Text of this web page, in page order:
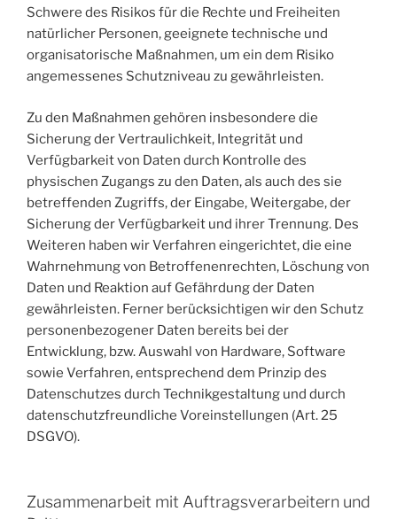
Schwere des Risikos für die Rechte und Freiheiten
natürlicher Personen, geeignete technische und
organisatorische Maßnahmen, um ein dem Risiko
angemessenes Schutzniveau zu gewährleisten.
Zu den Maßnahmen gehören insbesondere die
Sicherung der Vertraulichkeit, Integrität und
Verfügbarkeit von Daten durch Kontrolle des
physischen Zugangs zu den Daten, als auch des sie
betreffenden Zugriffs, der Eingabe, Weitergabe, der
Sicherung der Verfügbarkeit und ihrer Trennung. Des
Weiteren haben wir Verfahren eingerichtet, die eine
Wahrnehmung von Betroffenenrechten, Löschung von
Daten und Reaktion auf Gefährdung der Daten
gewährleisten. Ferner berücksichtigen wir den Schutz
personenbezogener Daten bereits bei der
Entwicklung, bzw. Auswahl von Hardware, Software
sowie Verfahren, entsprechend dem Prinzip des
Datenschutzes durch Technikgestaltung und durch
datenschutzfreundliche Voreinstellungen (Art. 25
DSGVO).
Zusammenarbeit mit Auftragsverarbeitern und